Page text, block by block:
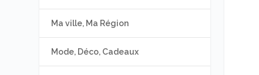
Ma ville, Ma Région
Mode, Déco, Cadeaux